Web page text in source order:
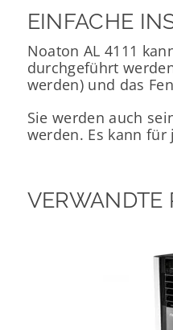
EINFACHE
Noaton AL 4111
durchgeführt
werden) und das
Sie werden auch
werden. Es kann
VERWANDTE